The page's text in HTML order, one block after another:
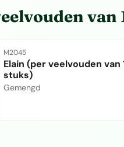
van
Artikelnummer
M2045
Elain (per veelvouden van
stuks)
Merk:
Gemengd